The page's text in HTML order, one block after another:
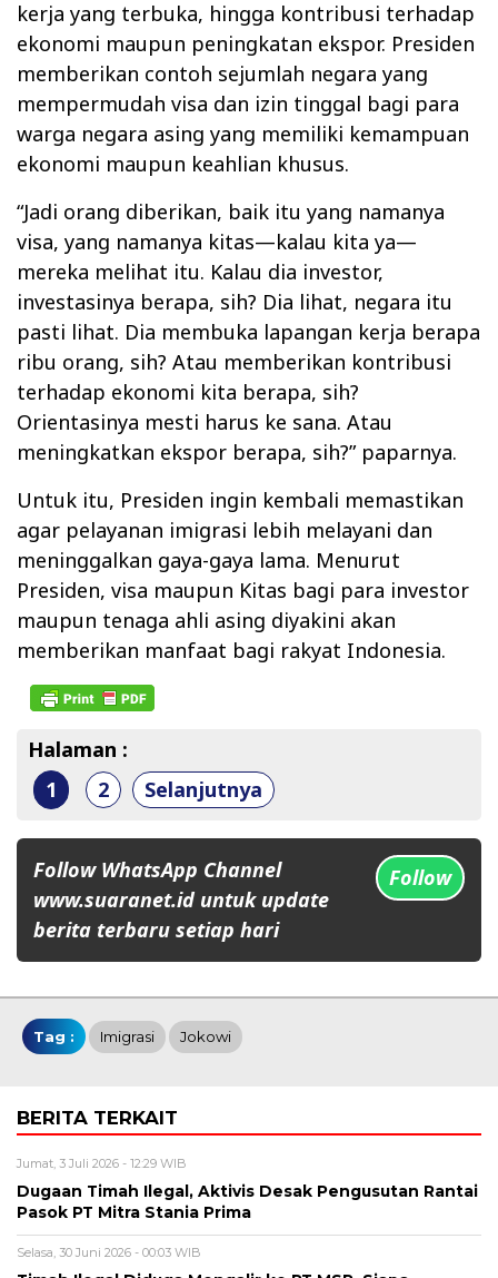
kerja yang terbuka, hingga kontribusi terhadap
ekonomi maupun peningkatan ekspor. Presiden
memberikan contoh sejumlah negara yang
mempermudah visa dan izin tinggal bagi para
warga negara asing yang memiliki kemampuan
ekonomi maupun keahlian khusus.
“Jadi orang diberikan, baik itu yang namanya
visa, yang namanya kitas—kalau kita ya—
mereka melihat itu. Kalau dia investor,
investasinya berapa, sih? Dia lihat, negara itu
pasti lihat. Dia membuka lapangan kerja berapa
ribu orang, sih? Atau memberikan kontribusi
terhadap ekonomi kita berapa, sih?
Orientasinya mesti harus ke sana. Atau
meningkatkan ekspor berapa, sih?” paparnya.
Untuk itu, Presiden ingin kembali memastikan
agar pelayanan imigrasi lebih melayani dan
meninggalkan gaya-gaya lama. Menurut
Presiden, visa maupun Kitas bagi para investor
maupun tenaga ahli asing diyakini akan
memberikan manfaat bagi rakyat Indonesia.
Halaman :
1
2 Selanjutnya
Follow WhatsApp Channel
www.suaranet.id untuk update
berita terbaru setiap hari
Follow
Tag : Imigrasi Jokowi
BERITA TERKAIT
Jumat, 3 Juli 2026 - 12:29 WIB
Dugaan Timah Ilegal, Aktivis Desak Pengusutan Rantai
Pasok PT Mitra Stania Prima
Selasa, 30 Juni 2026 - 00:03 WIB